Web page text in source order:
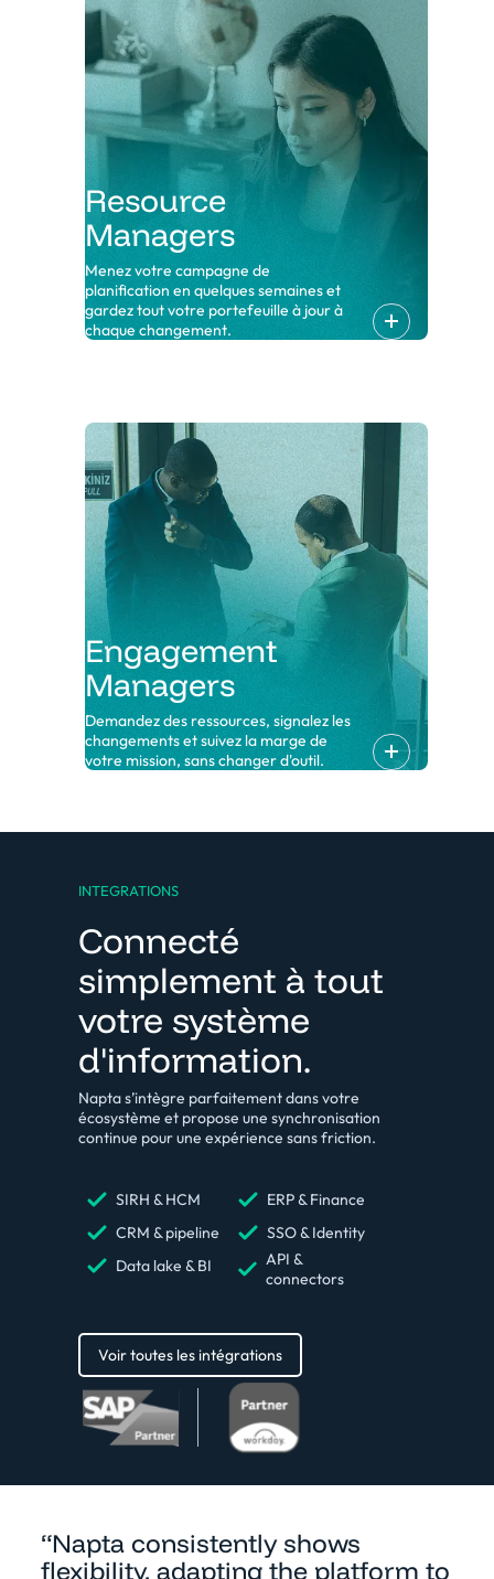
Resource
Managers
Menez votre campagne de
planification en quelques semaines et
gardez tout votre portefeuille à jour à
chaque changement.
Engagement
Managers
Demandez des ressources, signalez les
changements et suivez la marge de
votre mission, sans changer d'outil.
INTEGRATIONS
Connecté
simplement à tout
votre système
d'information.
Napta s’intègre parfaitement dans votre
écosystème et propose une synchronisation
continue pour une expérience sans friction.
SIRH & HCM
CRM & pipeline
Data lake & BI
ERP & Finance
SSO & Identity
API &
connectors
Voir toutes les intégrations
“Napta consistently shows
flexibility, adapting the platform to